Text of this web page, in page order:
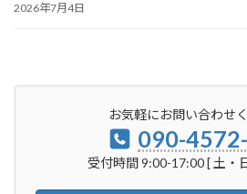
2026年7月4日
お気軽にお問い合わせ
090-
受付時間 9:00-17:00 [ 土・